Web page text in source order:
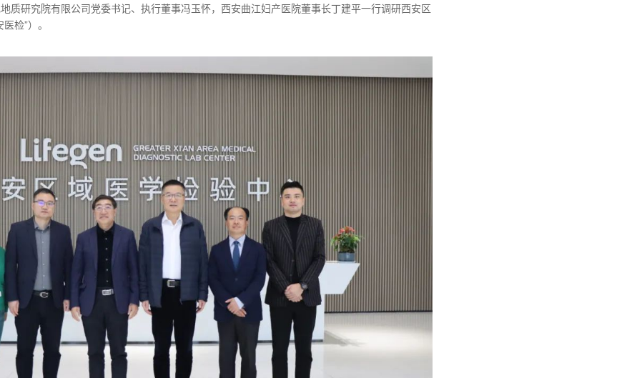
质研究院有限公司党委书记、执行董事冯玉怀，西安曲江妇产医院董事长丁建平一行调研西安区
检”）。